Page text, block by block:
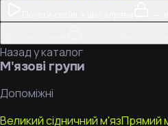
Назад у каталог
М'язові групи
Допоміжні
Великий сідничний м'язПрямий